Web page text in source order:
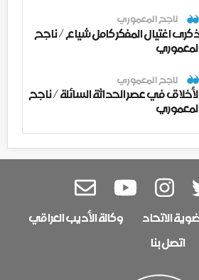
ناجح المعموري
اغتيال المفكر كامل شياع / ناجح
ناجح المعموري
في عصر الحداثة السائلة / ناجح
الاتحاد
وكالة الأديب العراقي
اتصل بنا